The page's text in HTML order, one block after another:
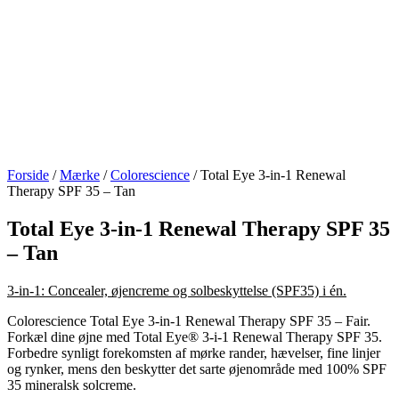
Forside /Mærke /Colorescience / Total Eye 3-in-1 Renewal
Therapy SPF 35 – Tan
Total Eye 3-in-1 Renewal Therapy SPF 35
– Tan
3-in-1: Concealer, øjencreme og solbeskyttelse (SPF35) i én.
Colorescience Total Eye 3-in-1 Renewal Therapy SPF 35 – Fair.
Forkæl dine øjne med Total Eye® 3-i-1 Renewal Therapy SPF 35.
Forbedre synligt forekomsten af ​​mørke rander, hævelser, fine linjer
og rynker, mens den beskytter det sarte øjenområde med 100% SPF
35 mineralsk solcreme.